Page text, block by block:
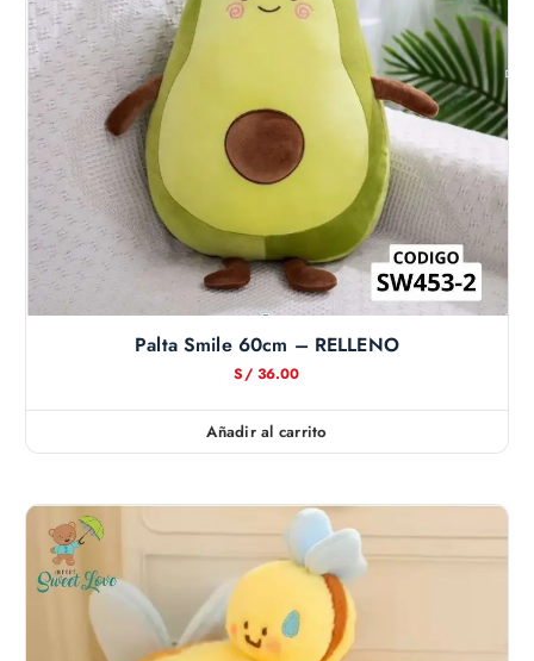
Palta Smile 60cm – RELLENO
S/36.00
Añadir al carrito